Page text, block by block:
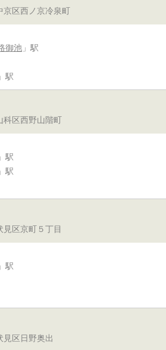
京区西ノ京冷泉町
御池 」駅
」駅
科区西野山階町
」駅
」駅
見区京町５丁目
」駅
見区日野奥出